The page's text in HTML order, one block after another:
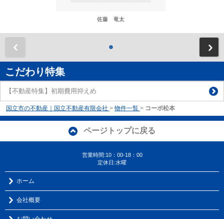
佐藤 竜太
こだわり特集
【不動産特集】初期費用抑えめ
国立市の不動産｜国立不動産有限会社 > 物件一覧 > コーポ松本
ページトップに戻る
営業時間:10：00-18：00
定休日:水曜
ホーム
会社概要